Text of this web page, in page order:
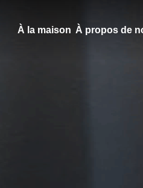
À la maison À propos de